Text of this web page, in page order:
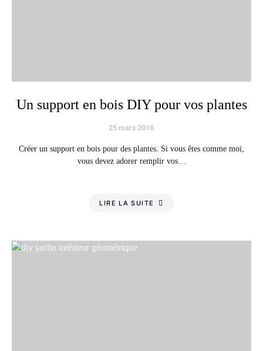
Un support en bois DIY pour vos plantes
25 mars 2016
Créer un support en bois pour des plantes. Si vous êtes comme moi,
vous devez adorer remplir vos…
LIRE LA SUITE